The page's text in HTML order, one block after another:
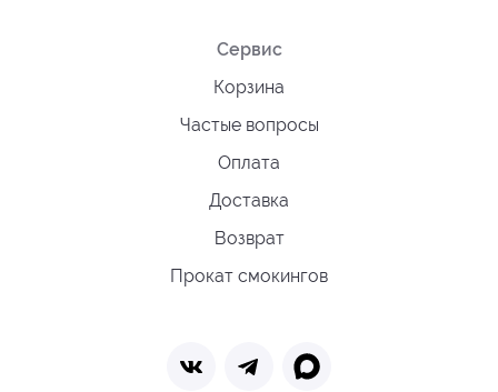
Сервис
Корзина
Частые вопросы
Оплата
Доставка
Возврат
Прокат смокингов